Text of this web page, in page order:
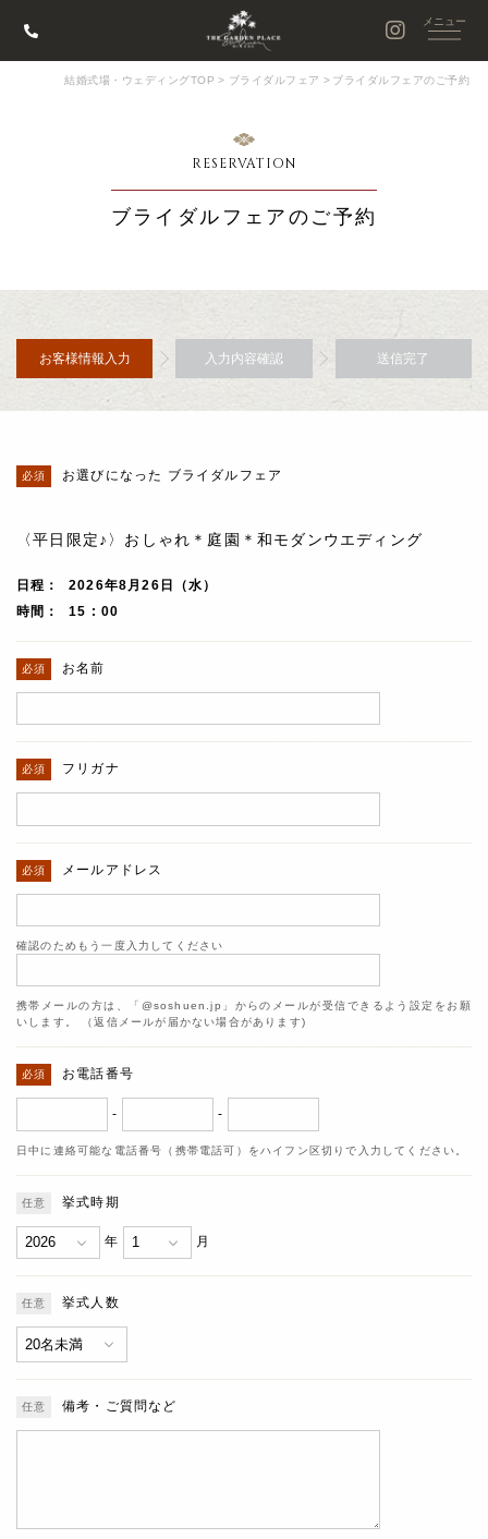
結婚式場・ウェディングTOP > ブライダルフェア > ブライダルフェアのご予約
RESERVATION
ブライダルフェアのご予約
お客様情報入力 入力内容確認 送信完了
お選びになった ブライダルフェア
〈平日限定♪〉おしゃれ＊庭園＊和モダンウエディング
日程
2026年8月26日（水）
時間
15 : 00
お名前
フリガナ
メールアドレス
確認のためもう一度入力してください
携帯メールの方は、「@soshuen.jp」からのメールが受信できるよう設定をお願
いします。 （返信メールが届かない場合があります)
お電話番号
- -
日中に連絡可能な電話番号（携帯電話可）をハイフン区切りで入力してください。
挙式時期
年 月
挙式人数
備考・ご質問など